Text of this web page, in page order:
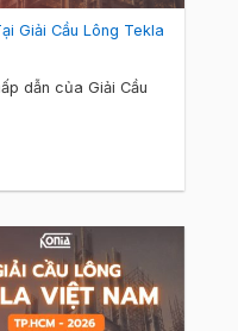
Giải Cầu Lông Tekla
dẫn của Giải Cầu